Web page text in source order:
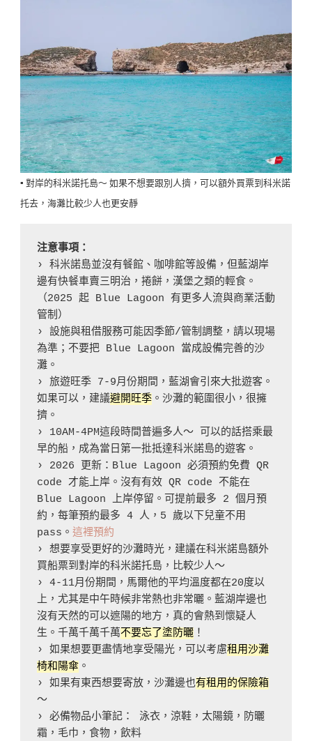
▪️ 對岸的科米諾托島～ 如果不想要跟別人擠，可以額外買票到科米諾
托去，海灘比較少人也更安靜
注意事項：
› 科米諾島並沒有餐館、咖啡館等設備，但藍湖岸
邊有快餐車賣三明治，捲餅，漢堡之類的輕食。
（2025 起 Blue Lagoon 有更多人流與商業活動
管制）
› 設施與租借服務可能因季節/管制調整，請以現場
為準；不要把 Blue Lagoon 當成設備完善的沙
灘。
› 旅遊旺季 7-9月份期間，藍湖會引來大批遊客。
如果可以，建議避開旺季 。沙灘的範圍很小，很擁
擠。
› 10AM-4PM這段時間普遍多人～ 可以的話搭乘最
早的船，成為當日第一批抵達科米諾島的遊客。
› 2026 更新：Blue Lagoon 必須預約免費 QR
code 才能上岸。沒有有效 QR code 不能在
Blue Lagoon 上岸停留。可提前最多 2 個月預
約，每筆預約最多 4 人，5 歲以下兒童不用
pass。 這裡預約
› 想要享受更好的沙灘時光，建議在科米諾島額外
買船票到對岸的科米諾托島，比較少人～
› 4-11月份期間，馬爾他的平均溫度都在20度以
上，尤其是中午時候非常熱也非常曬。藍湖岸邊也
沒有天然的可以遮陽的地方，真的會熱到懷疑人
生。千萬千萬千萬不要忘了塗防曬 ！
› 如果想要更盡情地享受陽光，可以考慮租用沙灘
椅和陽傘 。
› 如果有東西想要寄放，沙灘邊也有租用的保險箱
～
› 必備物品小筆記： 泳衣，涼鞋，太陽鏡，防曬
霜，毛巾，食物，飲料